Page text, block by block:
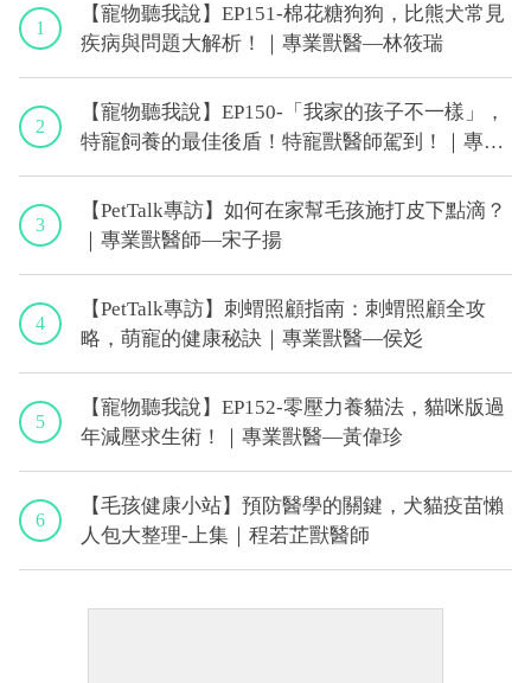
1
【寵物聽我說】EP151-棉花糖狗狗，比熊犬常見
疾病與問題大解析！｜專業獸醫—林筱瑞
2
【寵物聽我說】EP150-「我家的孩子不一樣」，
特寵飼養的最佳後盾！特寵獸醫師駕到！｜專業
獸醫—侯彣
3
【PetTalk專訪】如何在家幫毛孩施打皮下點滴？
｜專業獸醫師—宋子揚
4
【PetTalk專訪】刺蝟照顧指南：刺蝟照顧全攻
略，萌寵的健康秘訣｜專業獸醫—侯彣
5
【寵物聽我說】EP152-零壓力養貓法，貓咪版過
年減壓求生術！｜專業獸醫—黃偉珍
6
【毛孩健康小站】預防醫學的關鍵，犬貓疫苗懶
人包大整理-上集｜程若芷獸醫師